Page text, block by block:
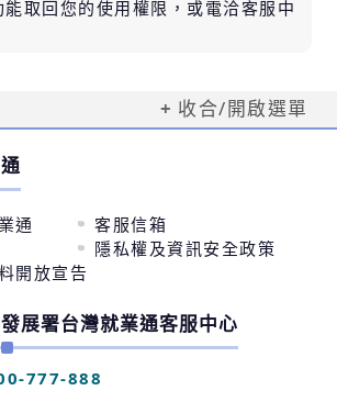
能取回您的使用權限，或電洽客服中
收合/開啟選單
通
客服信箱
隱私權及資訊安全政策
開放宣告
展署台灣就業通客服中心
777-888